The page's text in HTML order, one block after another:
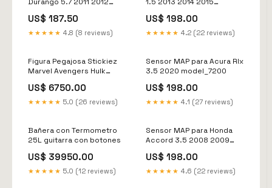
model_Cabrio
US$ 187.50
★★★★★ 4.8 (8 reviews)
US$ 198.00
★★★★★ 4.2 (22 reviews)
Figura Pegajosa Stickiez
Marvel Avengers Hulk
US$ 6750.00
★★★★★ 5.0 (26 reviews)
Sensor MAP para Acura Rlx
3.5 2020 model_7200
US$ 198.00
★★★★★ 4.1 (27 reviews)
Bañera con Termometro
25L guitarra con botones
US$ 39950.00
★★★★★ 5.0 (12 reviews)
Sensor MAP para Honda
Accord 3.5 2008 2009
US$ 198.00
★★★★★ 4.6 (22 reviews)